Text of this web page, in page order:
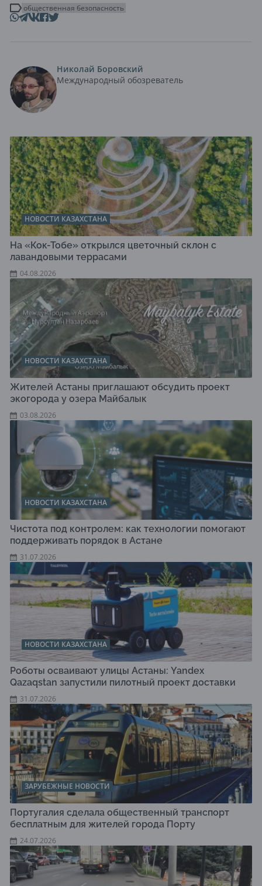
общественная безопасность
Николай Боровский
Международный обозреватель
НОВОСТИ КАЗАХСТАНА
На «Кок-Тобе» открылся цветочный склон с
лавандовыми террасами
04.08.2026
НОВОСТИ КАЗАХСТАНА
Жителей Астаны приглашают обсудить проект
экогорода у озера Майбалык
03.08.2026
НОВОСТИ КАЗАХСТАНА
Чистота под контролем: как технологии помогают
поддерживать порядок в Астане
31.07.2026
НОВОСТИ КАЗАХСТАНА
Роботы осваивают улицы Астаны: Yandex
Qazaqstan запустили пилотный проект доставки
31.07.2026
ЗАРУБЕЖНЫЕ НОВОСТИ
Португалия сделала общественный транспорт
бесплатным для жителей города Порту
24.07.2026